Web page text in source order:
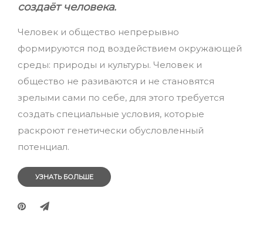
создаёт человека.
Человек и общество непрерывно
формируются под воздействием окружающей
среды: природы и культуры. Человек и
общество не разиваются и не становятся
зрелыми сами по себе, для этого требуется
создать специальные условия, которые
раскроют генетически обусловленный
потенциал.
УЗНАТЬ БОЛЬШЕ